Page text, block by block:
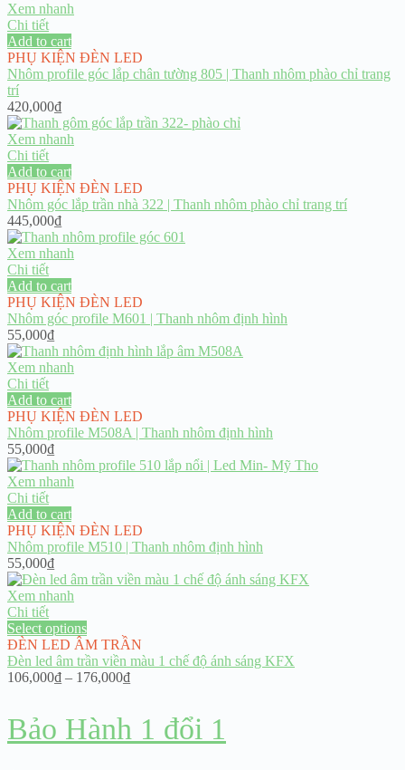
Xem nhanh
Chi tiết
Add to cart
PHỤ KIỆN ĐÈN LED
Nhôm profile góc lắp chân tường 805 | Thanh nhôm phào chỉ trang
trí
420,000₫
Xem nhanh
Chi tiết
Add to cart
PHỤ KIỆN ĐÈN LED
Nhôm góc lắp trần nhà 322 | Thanh nhôm phào chỉ trang trí
445,000₫
Xem nhanh
Chi tiết
Add to cart
PHỤ KIỆN ĐÈN LED
Nhôm góc profile M601 | Thanh nhôm định hình
55,000₫
Xem nhanh
Chi tiết
Add to cart
PHỤ KIỆN ĐÈN LED
Nhôm profile M508A | Thanh nhôm định hình
55,000₫
Xem nhanh
Chi tiết
Add to cart
PHỤ KIỆN ĐÈN LED
Nhôm profile M510 | Thanh nhôm định hình
55,000₫
Xem nhanh
Chi tiết
Select options
ĐÈN LED ÂM TRẦN
Đèn led âm trần viền màu 1 chế độ ánh sáng KFX
106,000₫ – 176,000₫Price
through
176,000₫
Bảo Hành 1 đổi 1